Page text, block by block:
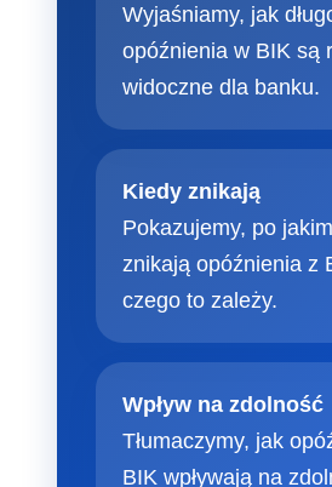
Wyjaśniamy, jak
opóźnienia w BIK są
widoczne dla banku.
Kiedy znikają
Pokazujemy, po
znikają opóźnienia z
czego to zależy.
Wpływ na zdolność
Tłumaczymy, jak
BIK wpływają na